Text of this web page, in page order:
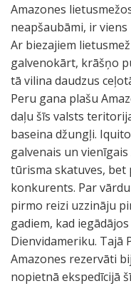
Amazones
neapšaubāmi, ir
Ar biezajiem
galvenokārt, krāšņo
tā vilina daudzus
Peru gana plašu
daļu šīs valsts
baseina džungļi.
galvenais un
tūrisma skatuves, bet
konkurents. Par
pirmo reizi uzzināju
gadiem, kad
Dienvidameriku. Tajā
Amazones rezervāti
nopietnā ekspedīcijā